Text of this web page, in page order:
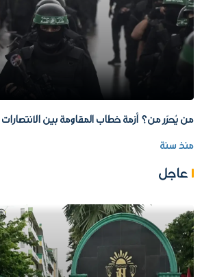
من يُحرّر من؟ أزمة خطاب المقاومة بين الانتصارات
منذ سنة
عاجل